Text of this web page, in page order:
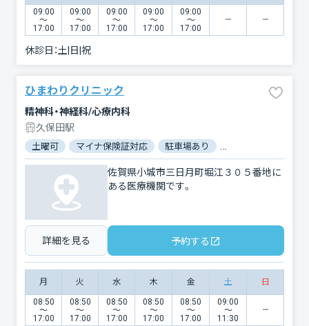
09:00
〜
17:00
09:00
〜
17:00
09:00
〜
17:00
09:00
〜
17:00
09:00
〜
17:00
休診日：土|日|祝
ひまわりクリニック
精神科・神経科/心療内科
久保田駅
土曜可 マイナ保険証対応 駐車場あり
佐賀県小城市三日月町堀江３０５番地に
ある医療機関です。
詳細を見る 予約する
月 火 水 木 金 土 日
08:50
〜
17:00
08:50
〜
17:00
08:50
〜
17:00
08:50
〜
17:00
08:50
〜
17:00
09:00
〜
11:30